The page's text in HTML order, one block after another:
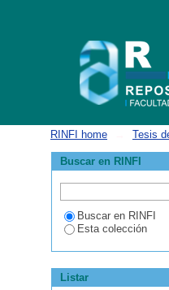
RINFI home Tesis
Buscar en RINFI
Buscar en RINFI
Esta colección
Listar